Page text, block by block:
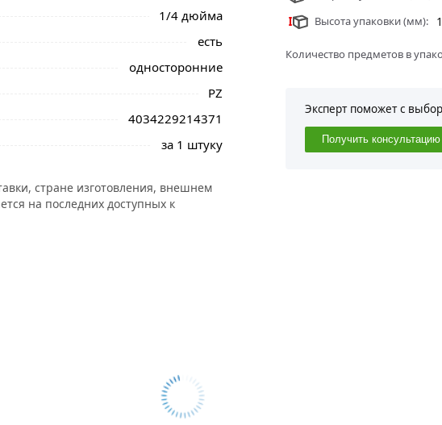
1/4 дюйма
есть
односторонние
PZ
4034229214371
за 1 штуку
стране изготовления, внешнем
на последних доступных к
Высота упаковки (мм):
Количество предметов в
Эксперт поможет с
Получить консультацию